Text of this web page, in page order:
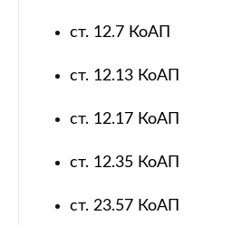
ст. 12.7 КоАП
ст. 12.13 КоАП
ст. 12.17 КоАП
ст. 12.35 КоАП
ст. 23.57 КоАП